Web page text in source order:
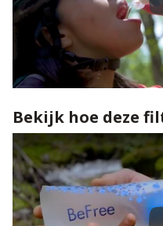
Bekijk hoe deze